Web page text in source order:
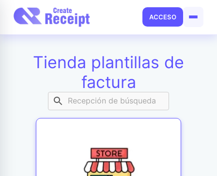
ACCESO
Tienda plantillas de
factura